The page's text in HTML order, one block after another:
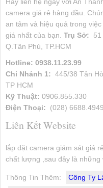
camera giá rẻ hàng đầu.
an tâm và hiệu quả trong
giá nhất của bạn. Trụ Sở:
51
Q.Tân Phú, TP.HCM
Hotline: 0938.11.23.99
Chi Nhánh 1: 445/38 Tân
TP HCM
Kỹ Thuật: 0906.855.330
Điện Thoại:
(028) 6688.4949
Liên Kết Website
lắp đặt camera giám sát giá
chất lượng ,sau đây là những
Thông Tin Thêm:
Công Ty